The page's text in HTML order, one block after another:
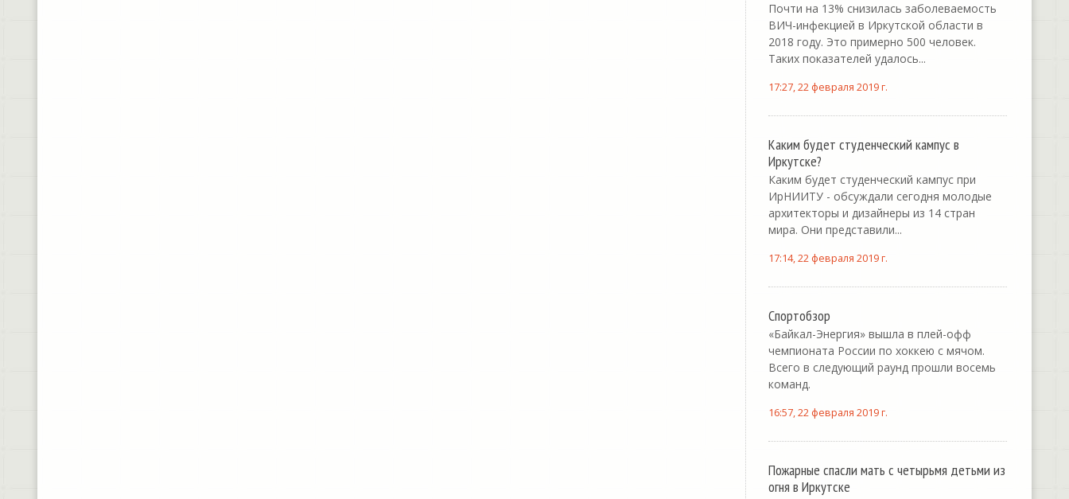
Почти на 13% снизилась заболеваемость
ВИЧ-инфекцией в Иркутской области в
2018 году. Это примерно 500 человек.
Таких показателей удалось...
17:27, 22 февраля 2019 г.
Каким будет студенческий кампус в
Иркутске?
Каким будет студенческий кампус при
ИрНИИТУ - обсуждали сегодня молодые
архитекторы и дизайнеры из 14 стран
мира. Они представили...
17:14, 22 февраля 2019 г.
Спортобзор
«Байкал-Энергия» вышла в плей-офф
чемпионата России по хоккею с мячом.
Всего в следующий раунд прошли восемь
команд.
16:57, 22 февраля 2019 г.
Пожарные спасли мать с четырьмя детьми из
огня в Иркутске